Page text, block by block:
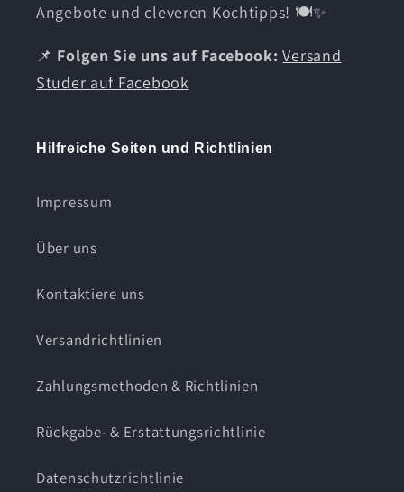
Angebote und cleveren Kochtipps! 🍽️✨
📌 Folgen Sie uns auf Facebook: Versand
Studer auf Facebook
Hilfreiche Seiten und Richtlinien
Impressum
Über uns
Kontaktiere uns
Versandrichtlinien
Zahlungsmethoden & Richtlinien
Rückgabe- & Erstattungsrichtlinie
Datenschutzrichtlinie